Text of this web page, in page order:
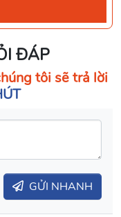
ĐÁP
tôi sẽ trả lời
GỬI NHANH